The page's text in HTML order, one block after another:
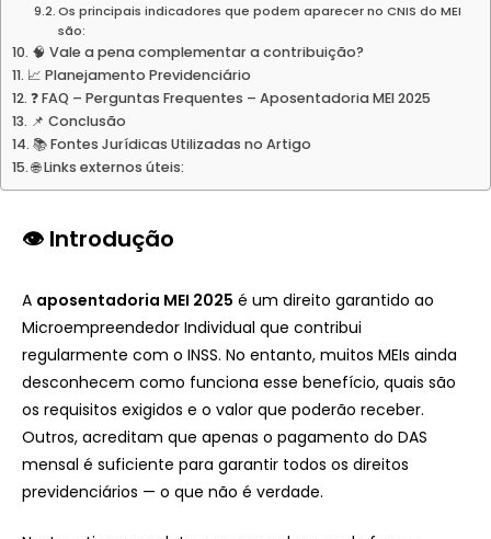
Os principais indicadores que podem aparecer no CNIS do MEI
são:
🧠 Vale a pena complementar a contribuição?
📈 Planejamento Previdenciário
❓ FAQ – Perguntas Frequentes – Aposentadoria MEI 2025
📌 Conclusão
📚 Fontes Jurídicas Utilizadas no Artigo
🌐 Links externos úteis:
👁️ Introdução
A aposentadoria MEI 2025 é um direito garantido ao
Microempreendedor Individual que contribui
regularmente com o INSS. No entanto, muitos MEIs ainda
desconhecem como funciona esse benefício, quais são
os requisitos exigidos e o valor que poderão receber.
Outros, acreditam que apenas o pagamento do DAS
mensal é suficiente para garantir todos os direitos
previdenciários — o que não é verdade.